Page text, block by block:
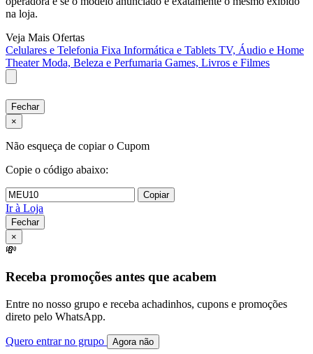
na loja.
Veja Mais Ofertas
Celulares e Telefonia Fixa Informática e Tablets TV, Áudio e Home
TheaterModa, Beleza e Perfumaria Games, Livros e Filmes
Fechar
×
Não esqueça de copiar o Cupom
Copie o código abaixo:
Copiar
Ir à Loja
Fechar
×
💸
Receba promoções antes que acabem
Entre no nosso grupo e receba achadinhos, cupons e promoções
direto pelo WhatsApp.
Quero entrar no grupo Agora não